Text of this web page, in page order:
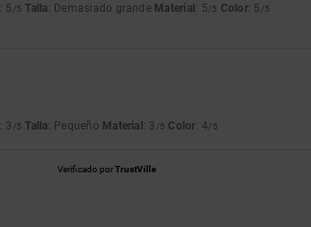
: 5 /5 Talla: Demasiado grande Material : 5/5 Color: 5 /5
: 3 /5 Talla: Pequeño Material : 3 /5 Color: 4/5
Verificado porTrustVille